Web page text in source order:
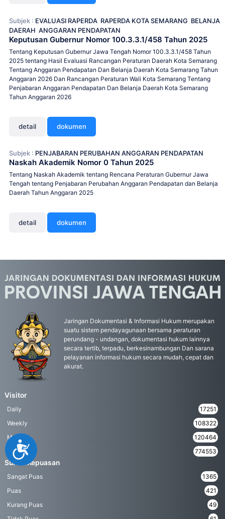
Accessibility
Subjek : EVALUASI RAPERDA RAPERDA KOTA SEMARANG BELANJA
DAERAH ANGGARAN PENDAPATAN
Keputusan Gubernur Nomor 100.3.3.1/458 Tahun 2025
Tentang Keputusan Gubernur Jawa Tengah Nomor 100.3.3.1/458 Tahun
2025 tentang Hasil Evaluasi Rancangan Peraturan Daerah Kota Semarang
Tentang Anggaran Pendapatan Dan Belanja Daerah Kota Semarang Tahun
Anggaran 2026 Dan Rancangan Peraturan Wali Kota Semarang Tentang
Penjabaran Anggaran Pendapatan Dan Belanja Daerah Kota Semarang
Tahun Anggaran 2026
detail dokumen
Subjek : PENJABARAN PERUBAHAN ANGGARAN PENDAPATAN
Naskah Akademik Nomor 0 Tahun 2025
Tentang Naskah Akademik tentang Rencana Peraturan Gubernur Jawa
Tengah tentang Penjabaran Perubahan Anggaran Pendapatan dan Belanja
Daerah Tahun Anggaran 2025
detail dokumen
Jaringan Dokumentasi & Informasi Hukum merupakan
suatu sistem pendayagunaan bersama peraturan
perundang - undangan, dokumentasi hukum lainnya
secara tertib, terpadu, berkesinambungan Dan sarana
pelayanan informasi hukum secara mudah, cepat dan
akurat.
Visitor
Daily
17251
Weekly
108322
Monthly
120464
Yearly
774553
Survei Kepuasan
Sangat Puas
1365
Puas
421
Kurang Puas
49